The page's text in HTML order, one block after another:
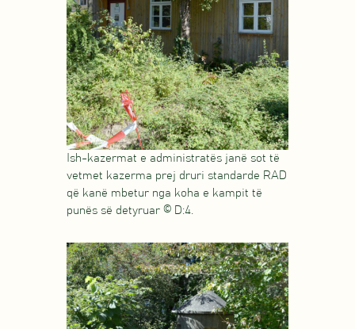
Ish-kazermat e administratës janë sot të
vetmet kazerma prej druri standarde RAD
që kanë mbetur nga koha e kampit të
punës së detyruar © D:4.